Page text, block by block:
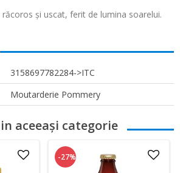
și uscat, ferit de lumina soarelui.
3158697782284->ITC
Moutarderie Pommery
aceeași categorie
-27%